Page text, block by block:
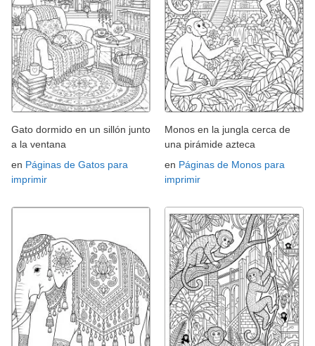
Gato dormido en un sillón junto
a la ventana
en Páginas de Gatos para
imprimir
Monos en la jungla cerca de
una pirámide azteca
en Páginas de Monos para
imprimir